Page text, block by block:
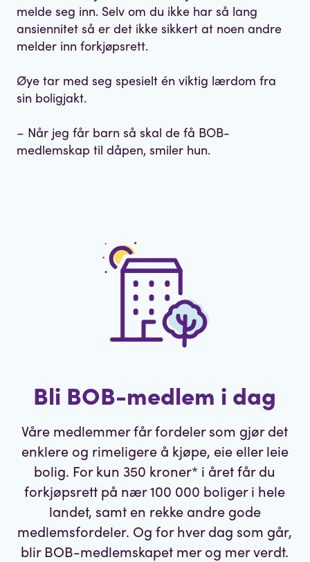
melde seg inn. Selv om du ikke har så lang
ansiennitet så er det ikke sikkert at noen andre
melder inn forkjøpsrett.
Øye tar med seg spesielt én viktig lærdom fra
sin boligjakt.
– Når jeg får barn så skal de få BOB-
medlemskap til dåpen, smiler hun.
Bli BOB-medlem i dag
Våre medlemmer får fordeler som gjør det
enklere og rimeligere å kjøpe, eie eller leie
bolig. For kun 350 kroner* i året får du
forkjøpsrett på nær 100 000 boliger i hele
landet, samt en rekke andre gode
medlemsfordeler. Og for hver dag som går,
blir BOB-medlemskapet mer og mer verdt.